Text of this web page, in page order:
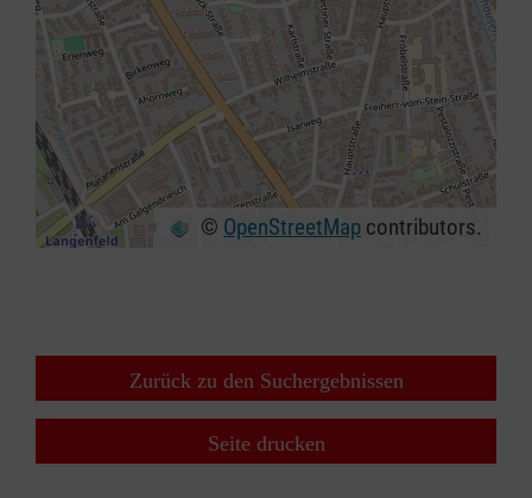
© OpenStreetMap contributors.
Zurück zu den Suchergebnissen
Seite drucken